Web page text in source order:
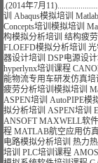
.(2014年7月
训 Abaqus模拟培训
Concepts培训模拟培训
构模拟分析培训 结构疲
FLOEFD模拟分析培训 光
器设计培训 DSP电源设
hyperlynx培训课程
能物流专用车研发仿真培
疲劳分析培训模拟培训
ASPEN培训 AutoPIPE模
拟分析培训 ASPEN培训
ANSOFT MAXWELL软
程 MATLAB航空应用仿
电路模拟分析培训 热力
培训 PLC培训课程